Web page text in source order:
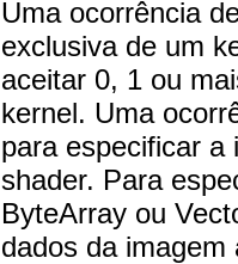
Uma ocorrência
exclusiva de um
aceitar 0, 1 ou
kernel. Uma
para especificar a
shader. Para
ByteArray ou
dados da